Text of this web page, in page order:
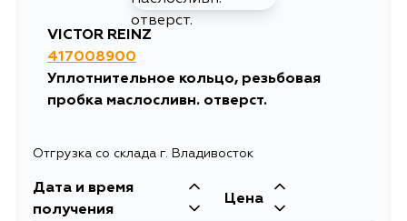
VICTOR REINZ
417008900
Уплотнительное кольцо, резьбовая
пробка маслосливн. отверст.
Отгрузка со склада г. Владивосток
Дата и время
получения
Цена